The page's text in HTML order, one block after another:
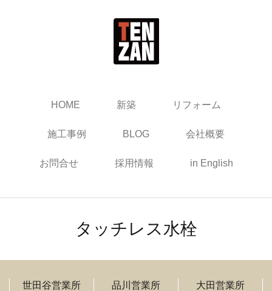
HOME 新築 リフォーム
施工事例 BLOG 会社概要
お問合せ 採用情報 in English
タッチレス水栓
世田谷営業所 品川営業所 大田営業所